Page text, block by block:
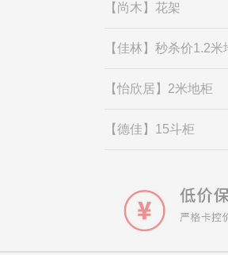
【尚木】花架
【佳林】秒杀价1.2米
【怡欣居】2米地柜
【德佳】15斗柜